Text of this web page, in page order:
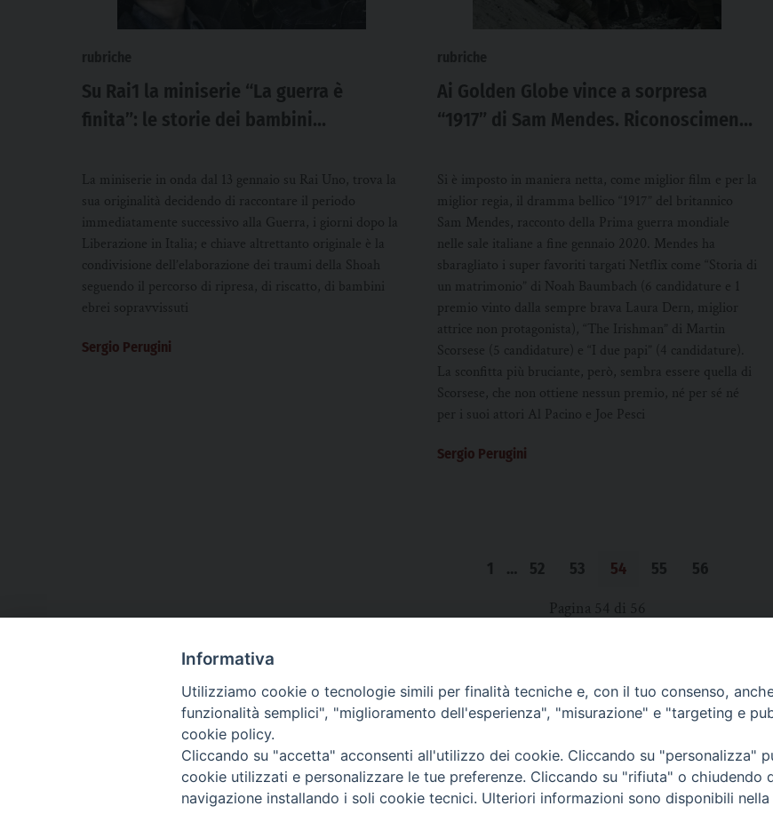
Su Rai1 la miniserie “La guerra è
finita”: le storie dei bambini
La miniserie in onda dal 13 gennaio su Rai Uno, trova la
sua originalità decidendo di raccontare il periodo
immediatamente successivo alla Guerra, i giorni dopo la
Liberazione in Italia; e chiave altrettanto originale è la
condivisione dell’elaborazione dei traumi della Shoah
seguendo il percorso di ripresa, di riscatto, di bambini
ebrei sopravvissuti
Sergio Perugini
Ai Golden Globe vince a sorpresa
“1917” di Sam Mendes. Riconoscimenti
Phoenix e Renée Zellweger
Si è imposto in maniera netta, come miglior film e per la
miglior regia, il dramma bellico “1917” del britannico
Sam Mendes, racconto della Prima guerra mondiale
nelle sale italiane a fine gennaio 2020. Mendes ha
sbaragliato i super favoriti targati Netflix come “Storia di
un matrimonio” di Noah Baumbach (6 candidature e 1
premio vinto dalla sempre brava Laura Dern, miglior
attrice non protagonista), “The Irishman” di Martin
Scorsese (5 candidature) e “I due papi” (4 candidature).
La sconfitta più bruciante, però, sembra essere quella di
Scorsese, che non ottiene nessun premio, né per sé né
per i suoi attori Al Pacino e Joe Pesci
Sergio Perugini
1 … 52 53 54 55 56
Pagina 54 di 56
AMMINISTRAZIONE TRASPARENTE SCRIVICI
La Difesa del Popolo percepisce i contributi pubblici all'editoria.
Informativa
Utilizziamo cookie o tecnologie simili per finalità tecniche e, con il tuo consenso,
funzionalità semplici", "miglioramento dell'esperienza", "misurazione" e "targeting e
cookie policy.
Cliccando su "accetta" acconsenti all'utilizzo dei cookie. Cliccando su "personalizza"
cookie utilizzati e personalizzare le tue preferenze. Cliccando su "rifiuta" o chiudendo
navigazione installando i soli cookie tecnici. Ulteriori informazioni sono disponibili nella